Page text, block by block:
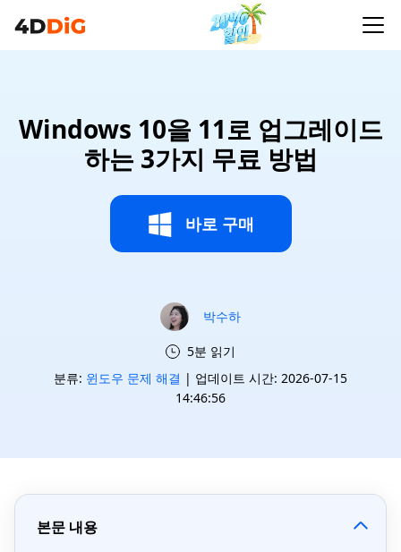
Windows 10을 11로 업그레이드
하는 3가지 무료 방법
바로 구매
박수하
5분 읽기
분류: 윈도우 문제 해결 | 업데이트 시간: 2026-07-15
14:46:56
본문 내용